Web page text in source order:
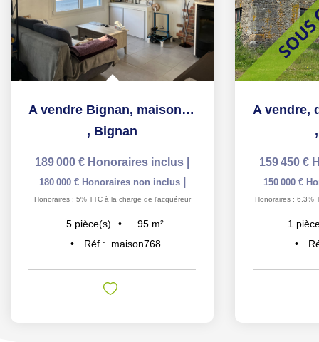
A vendre Bignan, maison de ville 95m², 3 chambres, terrain...
, Bignan
189 000 € Honoraires inclus
180 000 € Honoraires non inclus
Honoraires : 5% TTC à la charge de l'acquéreur
5 pièce(s) 95 m²
Réf :
maison768
159 450 €
150 000 €
Honoraires : 6,3%
1